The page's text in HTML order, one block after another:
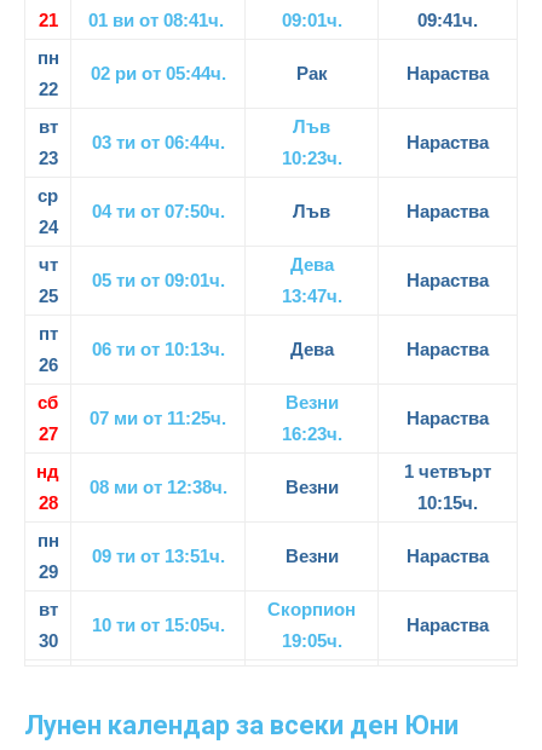
21
01 ви от 08:41ч.
09:01ч.
09:41ч.
пн
22
02 ри от 05:44ч. Рак Нараства
вт
23
03 ти от 06:44ч.
Лъв
10:23ч.
Нараства
ср
24
04 ти от 07:50ч. Лъв Нараства
чт
25
05 ти от 09:01ч.
Дева
13:47ч.
Нараства
пт
26
06 ти от 10:13ч. Дева Нараства
сб
27
07 ми от 11:25ч.
Везни
16:23ч.
Нараства
нд
28
08 ми от 12:38ч. Везни
1 четвърт
10:15ч.
пн
29
09 ти от 13:51ч. Везни Нараства
вт
30
10 ти от 15:05ч.
Скорпион
19:05ч.
Нараства
Лунен календар за всеки ден Юни